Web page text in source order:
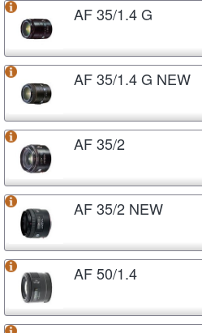
AF 35/1.4 G
AF 35/1.4 G NEW
AF 35/2
AF 35/2 NEW
AF 50/1.4